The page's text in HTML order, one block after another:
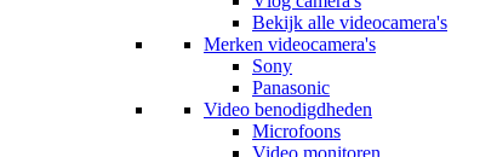
Bekijk alle videocamera's
Merken videocamera's
Sony
Panasonic
Video benodigdheden
Microfoons
Video monitoren